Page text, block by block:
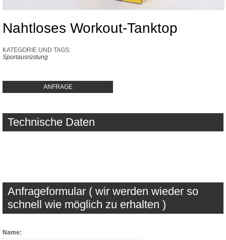
Nahtloses Workout-Tanktop
KATEGORIE UND TAGS:
Sportausrüstung
ANFRAGE
Technische Daten
Anfrageformular ( wir werden wieder so
schnell wie möglich zu erhalten )
Name: